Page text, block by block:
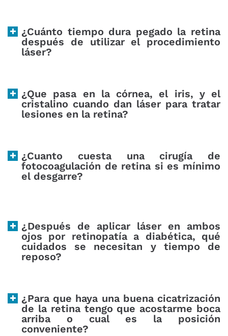
¿Cuánto tiempo dura pegado la retina
después de utilizar el procedimiento
láser?
¿Que pasa en la córnea, el iris, y el
cristalino cuando dan láser para tratar
lesiones en la retina?
¿Cuanto cuesta una cirugía de
fotocoagulación de retina si es mínimo
el desgarre?
¿Después de aplicar láser en ambos
ojos por retinopatía a diabética, qué
cuidados se necesitan y tiempo de
reposo?
¿Para que haya una buena cicatrización
de la retina tengo que acostarme boca
arriba o cual es la posición
conveniente?